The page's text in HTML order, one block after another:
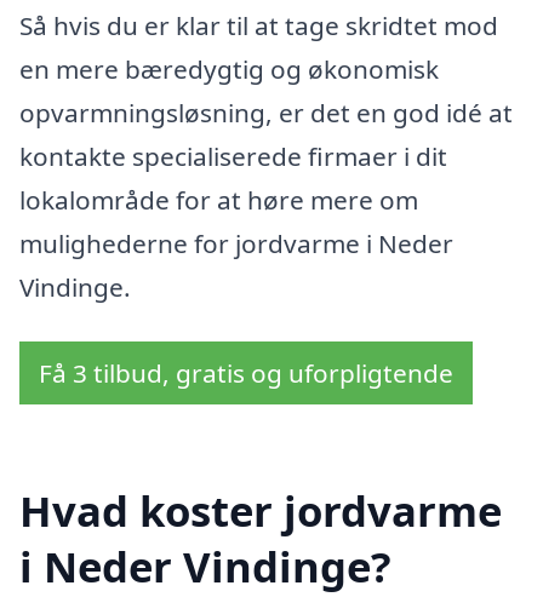
Så hvis du er klar til at tage skridtet mod
en mere bæredygtig og økonomisk
opvarmningsløsning, er det en god idé at
kontakte specialiserede firmaer i dit
lokalområde for at høre mere om
mulighederne for jordvarme i Neder
Vindinge.
Få 3 tilbud, gratis og uforpligtende
Hvad koster jordvarme
i Neder Vindinge?